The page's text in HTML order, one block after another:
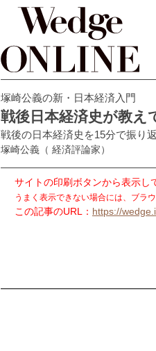
塚崎公義の新・日本経済入門
戦後日本経済史が教え
戦後の日本経済史を15分で振り
塚崎公義 （ 経済評論家）
サイトの印刷ボタンから表示し
うまく表示できない場合には、ブラ
この記事のURL： https://